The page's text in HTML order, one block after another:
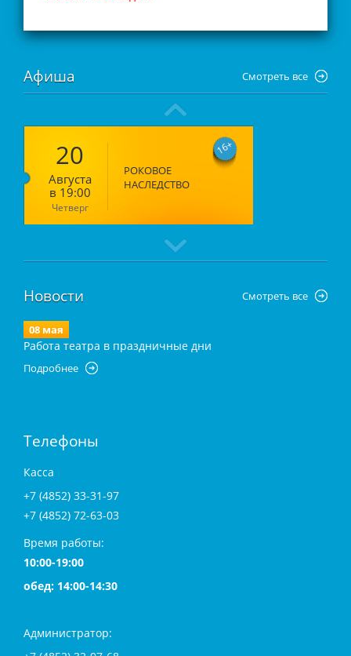
Афиша Смотреть все
16
20
Августа
в 19:00
Четверг
РОКОВОЕ
НАСЛЕДСТВО
Новости Смотреть все
08 мая
Работа театра в праздничные дни
Подробнее
Телефоны
Касса
+7 (4852) 33-31-97
+7 (4852) 72-63-03
Время работы:
10:00-19:00
обед: 14:00-14:30
Администратор: